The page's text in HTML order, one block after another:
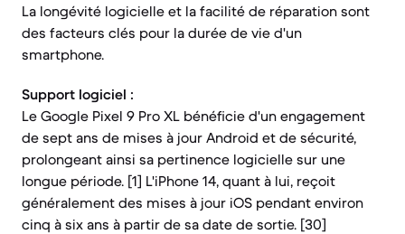
La longévité logicielle et la facilité de réparation sont
des facteurs clés pour la durée de vie d'un
smartphone.
Support logiciel :
Le Google Pixel 9 Pro XL bénéficie d'un engagement
de sept ans de mises à jour Android et de sécurité,
prolongeant ainsi sa pertinence logicielle sur une
longue période. [1] L'iPhone 14, quant à lui, reçoit
généralement des mises à jour iOS pendant environ
cinq à six ans à partir de sa date de sortie. [30]